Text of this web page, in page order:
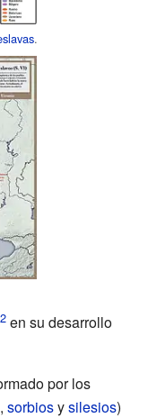
.
en su desarrollo
por los
, sorbiosysilesios)